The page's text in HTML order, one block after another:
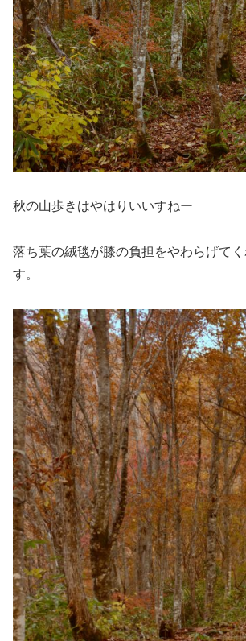
秋の山歩きはやはりいいすねー
落ち葉の絨毯が膝の負担をやわらげて
す。